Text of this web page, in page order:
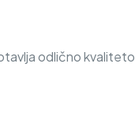
odlično kvaliteto